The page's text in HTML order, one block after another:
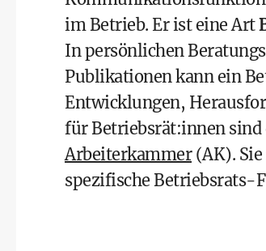
im Betrieb. Er ist eine Art
In persönlichen
Publikationen kann ein
Entwicklungen,
für Betriebsrät:innen sind
Arbeiterkammer(AK).
spezifische Betriebsrats-